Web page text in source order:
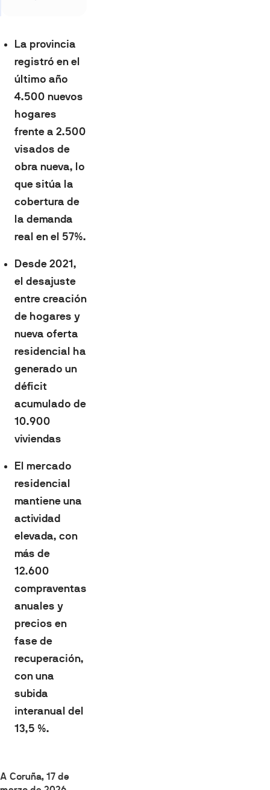
La provincia
registró en el
último año
4.500 nuevos
hogares
frente a 2.500
visados de
obra nueva, lo
que sitúa la
cobertura de
la demanda
real en el 57%.
Desde 2021,
el desajuste
entre creación
de hogares y
nueva oferta
residencial ha
generado un
déficit
acumulado de
10.900
viviendas
El mercado
residencial
mantiene una
actividad
elevada, con
más de
12.600
compraventas
anuales y
precios en
fase de
recuperación,
con una
subida
interanual del
13,5 %.
A Coruña, 17 de